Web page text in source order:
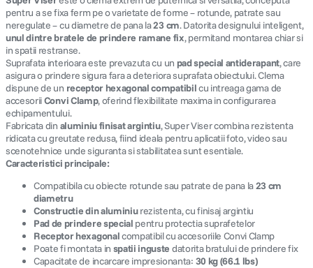
pentru a se fixa ferm pe o varietate de forme – rotunde, patrate sau
neregulate – cu diametre de pana la23 cm. Datorita designului inteligent,
unul dintre bratele de prindere ramane fix, permitand montarea chiar si
in spatii restranse.
Suprafata interioara este prevazuta cu un pad special antiderapant, care
asigura o prindere sigura fara a deteriora suprafata obiectului. Clema
dispune de un receptor hexagonal compatibilcu intreaga gama de
accesoriiConvi Clamp, oferind flexibilitate maxima in configurarea
echipamentului.
Fabricata din aluminiu finisat argintiu, Super Viser combina rezistenta
ridicata cu greutate redusa, fiind ideala pentru aplicatii foto, video sau
scenotehnice unde siguranta si stabilitatea sunt esentiale.
Caracteristici principale:
Compatibila cu obiecte rotunde sau patrate de pana la23 cm
diametru
Constructie din aluminiurezistenta, cu finisaj argintiu
Pad de prindere special pentru protectia suprafetelor
Receptor hexagonalcompatibil cu accesoriile Convi Clamp
Poate fi montata in spatii inguste datorita bratului de prindere fix
Capacitate de incarcare impresionanta: 30 kg (66.1 lbs)